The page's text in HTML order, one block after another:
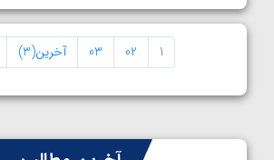
1
02
03 آخرین(3)